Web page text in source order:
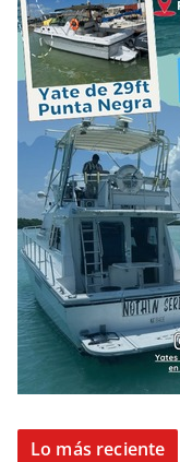
Lo más reciente